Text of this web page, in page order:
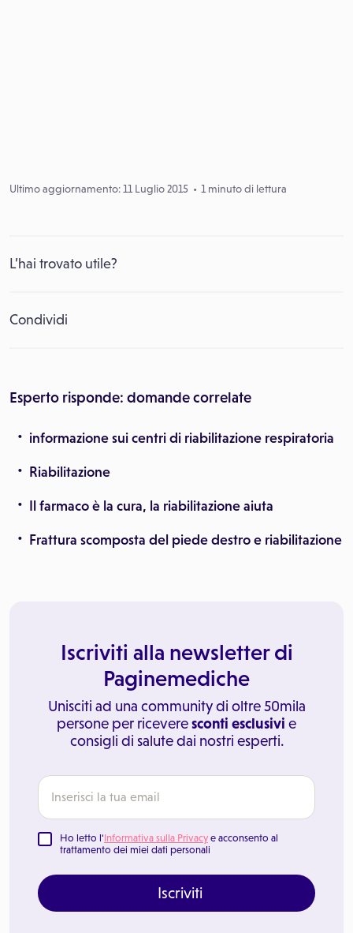
Ultimo aggiornamento: 11 Luglio 2015 1 minuto di lettura
L’hai trovato utile?
Condividi
Esperto risponde: domande correlate
informazione sui centri di riabilitazione respiratoria
Riabilitazione
Il farmaco è la cura, la riabilitazione aiuta
Frattura scomposta del piede destro e riabilitazione
Iscriviti alla newsletter di
Paginemediche
Unisciti ad una community di oltre 50mila
persone per riceveresconti esclusivi e
consigli di salute dai nostri esperti.
Ho letto l'Informativa sulla Privacy e acconsento al
trattamento dei miei dati personali
Iscriviti